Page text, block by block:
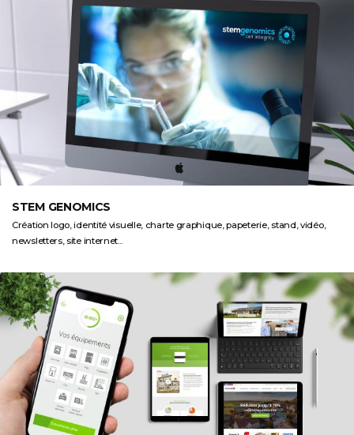
STEM GENOMICS
Création logo, identité visuelle, charte graphique, papeterie, stand, vidéo,
newsletters, site internet...